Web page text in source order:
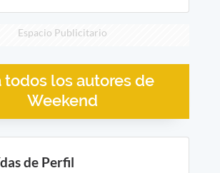
Espacio Publicitario
todos los autores de
Weekend
de Perfil